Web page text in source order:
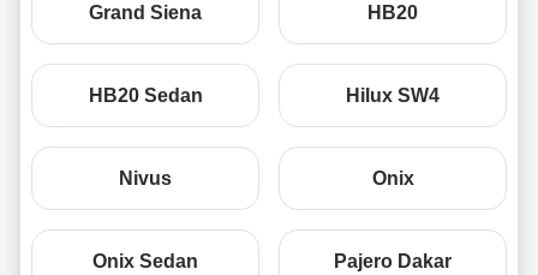
Grand Siena HB20
HB20 Sedan Hilux SW4
Nivus Onix
Onix Sedan Pajero Dakar